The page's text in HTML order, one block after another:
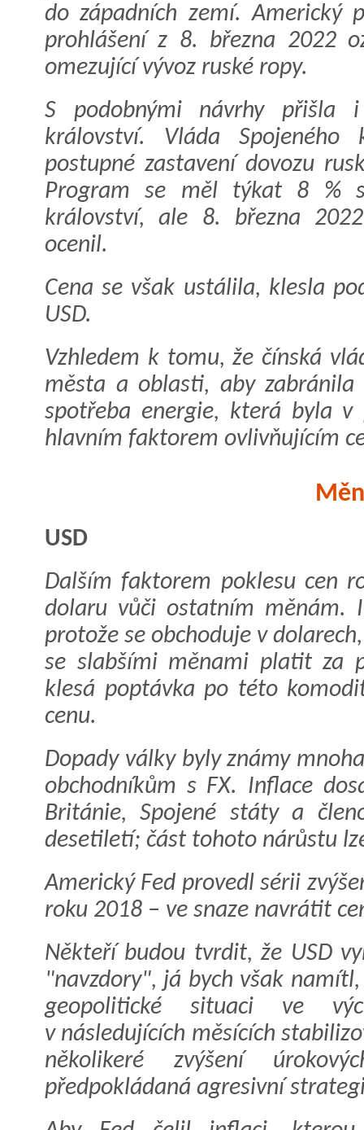
do západních zemí. Americký
prohlášení z 8. března 2022
omezující vývoz ruské ropy.
S podobnými návrhy přišla
království. Vláda
postupné zastavení dovozu
Program se měl týkat 8 %
království, ale 8. března
ocenil.
Cena se však ustálila, klesla
USD.
Vzhledem k tomu, že čínská
města a oblasti, aby
spotřeba energie, která byla v
hlavním faktorem ovlivňujícím
USD
Dalším faktorem poklesu cen
dolaru vůči ostatním měnám.
protože se obchoduje v
se slabšími měnami platit za
klesá poptávka po této
cenu.
Dopady války byly známy
obchodníkům s FX. Inflace
Británie, Spojené státy a
desetiletí; část tohoto nárůstu
Americký Fed provedl sérii
roku 2018 – ve snaze navrátit
Někteří budou tvrdit, že USD
"navzdory", já bych však
geopolitické situaci ve
v následujících měsících
několikeré zvýšení
předpokládaná agresivní